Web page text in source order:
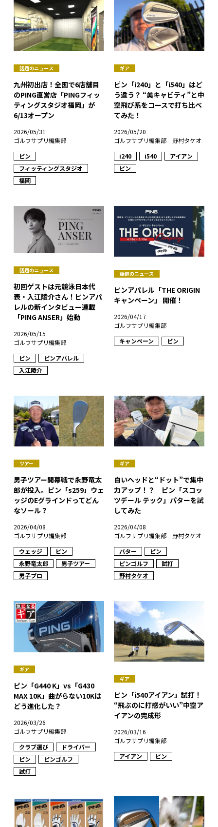
話題のニュース
九州初出店！全国で6店舗目
のPING直営店「PINGフィッ
ティングスタジオ福岡」が
6/13オープン
2026/05/31
ゴルフサプリ編集部
ピン
フィッティングスタジオ
福岡
ギア
ピン「i240」と「i540」はど
う違う？ “美キャビティ”と中
空飛び系をコースで打ち比べ
てみた！
2026/05/20
ゴルフサプリ編集部 野村タケオ
i240
i540
アイアン
ピン
話題のニュース
初回ゲストは元競泳日本代
表・入江陵介さん！ピンアパ
レルの新インタビュー連載
「PING ANSER」始動
2026/05/15
ゴルフサプリ編集部
ピン
ピンアパレル
入江陵介
話題のニュース
ピンアパレル「THE ORIGIN
キャンペーン」 開催！
2026/04/17
ゴルフサプリ編集部
キャンペーン
ピン
ツアー
男子ツアー開幕戦で永野竜太
郎が投入。ピン「s259」ウェ
ッジのEグラインドってどん
なソール？
2026/04/08
ゴルフサプリ編集部
ウェッジ
ピン
永野竜太郎
男子ツアー
男子プロ
ギア
白いヘッドと“ドット”で集中
力アップ！？ ピン「スコッ
ツデール テック」パターを試
してみた
2026/04/08
ゴルフサプリ編集部 野村タケオ
パター
ピン
ピンゴルフ
試打
野村タケオ
ギア
ピン「G440 K」vs「G430
MAX 10K」曲がらない10Kは
どう進化した？
2026/03/26
ゴルフサプリ編集部
クラブ選び
ドライバー
ピン
ピンゴルフ
試打
ギア
ピン「i540アイアン」試打！
“飛ぶのに打感がいい”中空ア
イアンの完成形
2026/03/16
ゴルフサプリ編集部
アイアン
ピン